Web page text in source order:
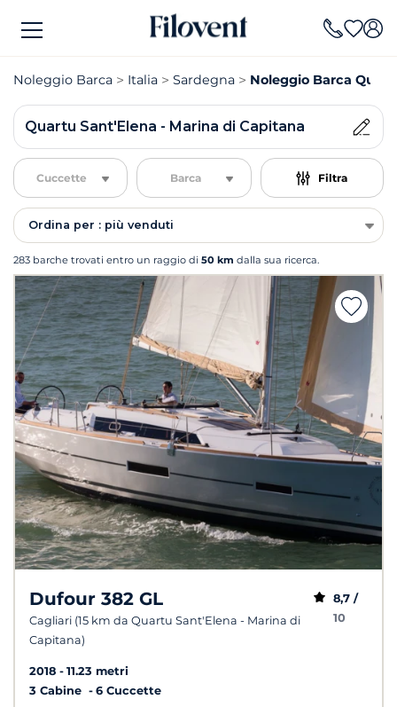
Noleggio Barca Italia Sardegna Noleggio Barca
Quartu Sant'Elena - Marina di Capitana
Cuccette Barca Filtra
Ordina per : più venduti
283 barche trovati entro un raggio di 50 km dalla sua ricerca.
Dufour 382 GL
Cagliari (15 km da Quartu Sant'Elena - Marina di
Capitana)
8,7 /
10
2018
11.23 metri
3 Cabine
6 Cuccette